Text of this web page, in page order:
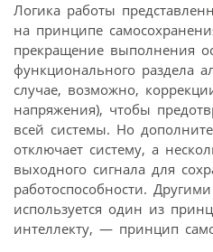
Логика работы
на принципе
прекращение выполнения
функционального раздела
случае, возможно,
напряжения), чтобы
всей системы. Но
отключает систему, а
выходного сигнала для
работоспособности.
используется один из
интеллекту, — принцип